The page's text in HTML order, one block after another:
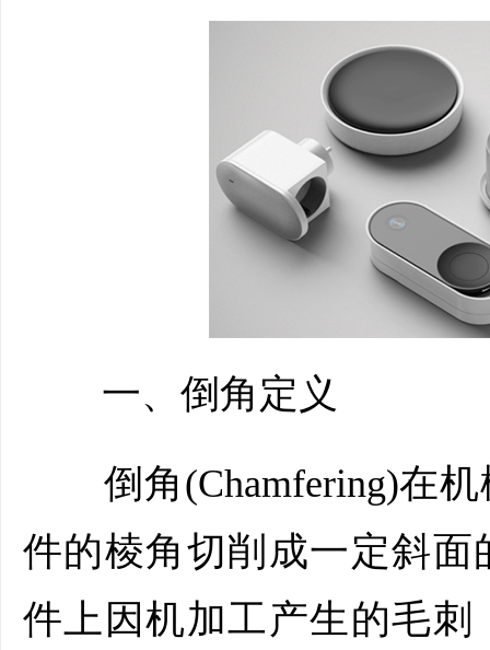
一、倒角定义
倒角(Chamfering)在机
件的棱角切削成一定斜
件上因机加工产生的毛